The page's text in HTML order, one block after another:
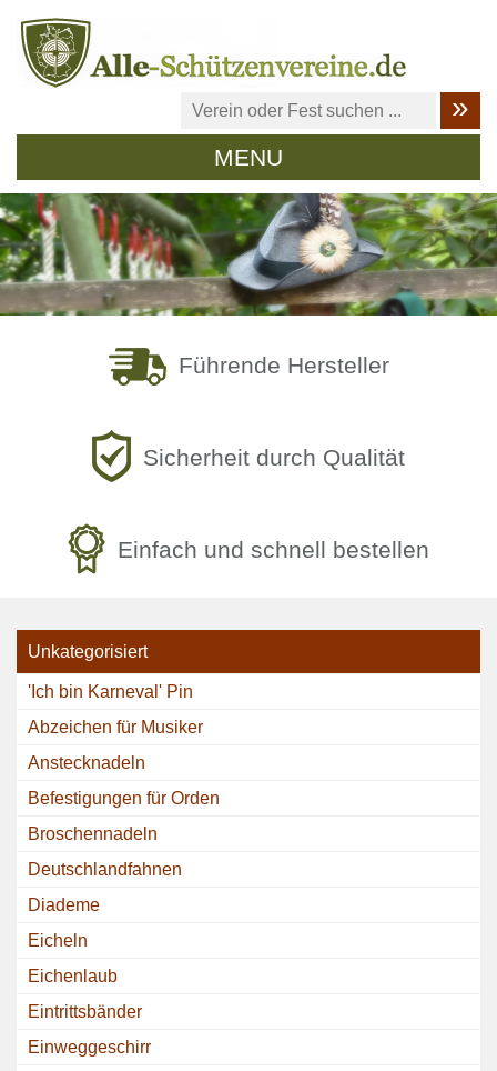
MENU
Führende Hersteller
Sicherheit durch Qualität
Einfach und schnell bestellen
Unkategorisiert
'Ich bin Karneval' Pin
Abzeichen für Musiker
Anstecknadeln
Befestigungen für Orden
Broschennadeln
Deutschlandfahnen
Diademe
Eicheln
Eichenlaub
Eintrittsbänder
Einweggeschirr